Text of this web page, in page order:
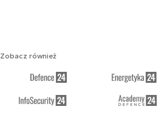
Zobacz również